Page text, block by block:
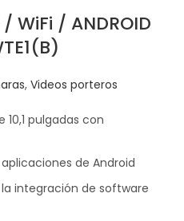
WiFi / ANDROID
, Videos porteros
pulgadas con
de Android
integración de software